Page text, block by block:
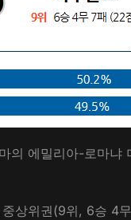
의 에밀리아-로마냐
상위권(9위, 6승 4